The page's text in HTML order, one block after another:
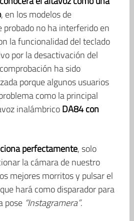
, en los modelos de
probado no ha interferido en
la funcionalidad del teclado
por la desactivación del
ha sido
porque algunos usuarios
como la principal
inalámbricoDA84 con
perfectamente, solo
la cámara de nuestro
mejores morritos y pulsar el
hará como disparador para
pose “Instagramera”.